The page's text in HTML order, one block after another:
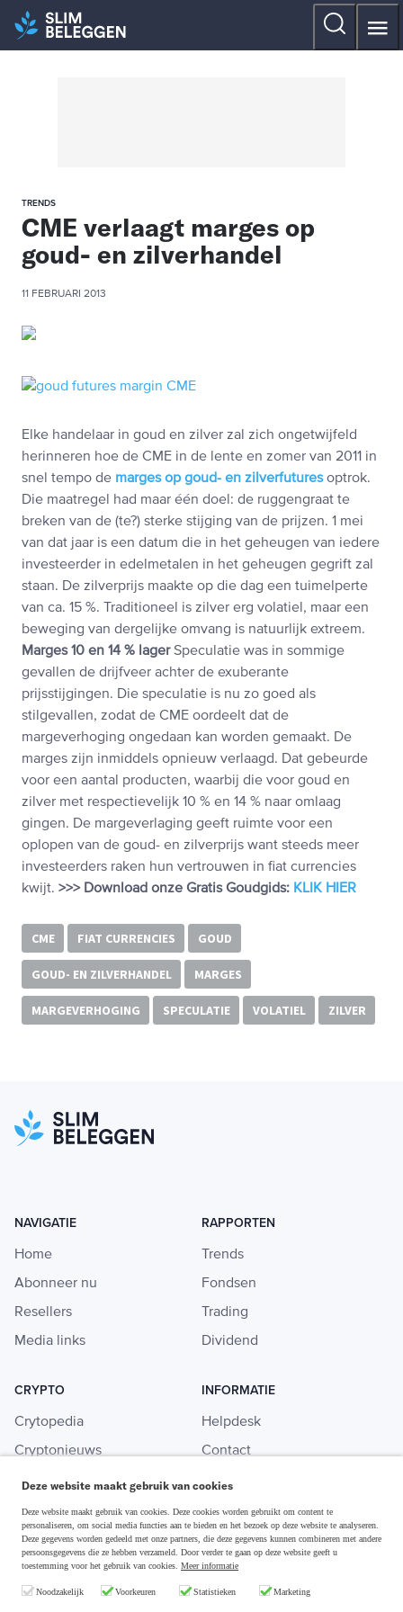
TRENDS
CME verlaagt marges op
goud- en zilverhandel
11 FEBRUARI 2013
Elke handelaar in goud en zilver zal zich ongetwijfeld
herinneren hoe de CME in de lente en zomer van 2011 in
snel tempo de marges op goud- en zilverfuturesoptrok.
Die maatregel had maar één doel: de ruggengraat te
breken van de (te?) sterke stijging van de prijzen. 1 mei
van dat jaar is een datum die in het geheugen van iedere
investeerder in edelmetalen in het geheugen gegrift zal
staan. De zilverprijs maakte op die dag een tuimelperte
van ca. 15 %. Traditioneel is zilver erg volatiel, maar een
beweging van dergelijke omvang is natuurlijk extreem.
Marges 10 en 14 % lagerSpeculatie was in sommige
gevallen de drijfveer achter de exuberante
prijsstijgingen. Die speculatie is nu zo goed als
stilgevallen, zodat de CME oordeelt dat de
margeverhoging ongedaan kan worden gemaakt. De
marges zijn inmiddels opnieuw verlaagd. Dat gebeurde
voor een aantal producten, waarbij die voor goud en
zilver met respectievelijk 10 % en 14 % naar omlaag
gingen. De margeverlaging geeft ruimte voor een
oplopen van de goud- en zilverprijs want steeds meer
investeerders raken hun vertrouwen in fiat currencies
kwijt. >>> Download onze Gratis Goudgids: KLIK HIER
CME FIAT CURRENCIES GOUD
GOUD- EN ZILVERHANDEL MARGES
MARGEVERHOGING SPECULATIE VOLATIEL ZILVER
NAVIGATIE
Home
Abonneer nu
Resellers
Media links
RAPPORTEN
Trends
Fondsen
Trading
Dividend
CRYPTO
Crytopedia
Cryptonieuws
Crypto koopgids
Investeren in crypto
INFORMATIE
Helpdesk
Contact
Adverteren
Disclaimer & Privacy
Algemene Voorwaarden
Deze website maakt gebruik van cookies
Deze website maakt gebruik van cookies. Deze cookies worden gebruikt om content te
personaliseren, om social media functies aan te bieden en het bezoek op deze website te analyseren.
Deze gegevens worden gedeeld met onze partners, die deze gegevens kunnen combineren met andere
persoonsgegevens die ze hebben verzameld. Door verder te gaan op deze website geeft u
toestemming voor het gebruik van cookies. Meer informatie
Noodzakelijk Voorkeuren Statistieken Marketing